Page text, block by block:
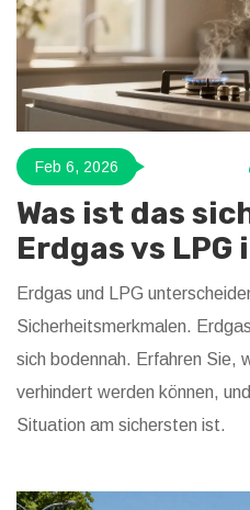
Feb 6, 2026
Was ist das
Erdgas vs
Erdgas und LPG
Sicherheitsmerkmalen.
sich bodennah. Erfahren Sie,
verhindert werden können,
Situation am sichersten ist.